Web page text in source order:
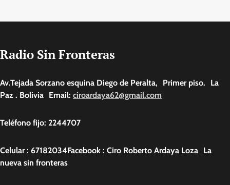
Radio Sin Fronteras
Av.Tejada Sorzano esquina Diego de Peralta, Primer piso. La
Paz . Bolivia Email: ciroardaya62@gmail.com
Teléfono fijo: 2244707
Celular : 67182034Facebook : Ciro Roberto Ardaya Loza La
nueva sin fronteras